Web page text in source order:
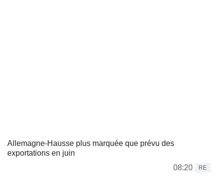
Allemagne-Hausse plus marquée que prévu des
exportations en juin
08:20
RE